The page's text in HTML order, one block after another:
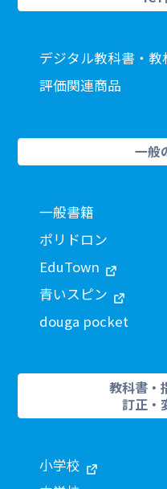
デジタル教科書・教
評価関連商品
一般
一般書籍
ポリドロン
EduTown
青いスピン
douga pocket
教科書・
訂正・
小学校